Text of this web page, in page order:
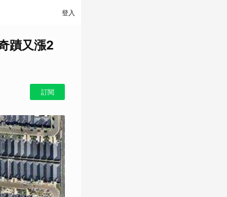
登入
蹟又漲2
訂閱